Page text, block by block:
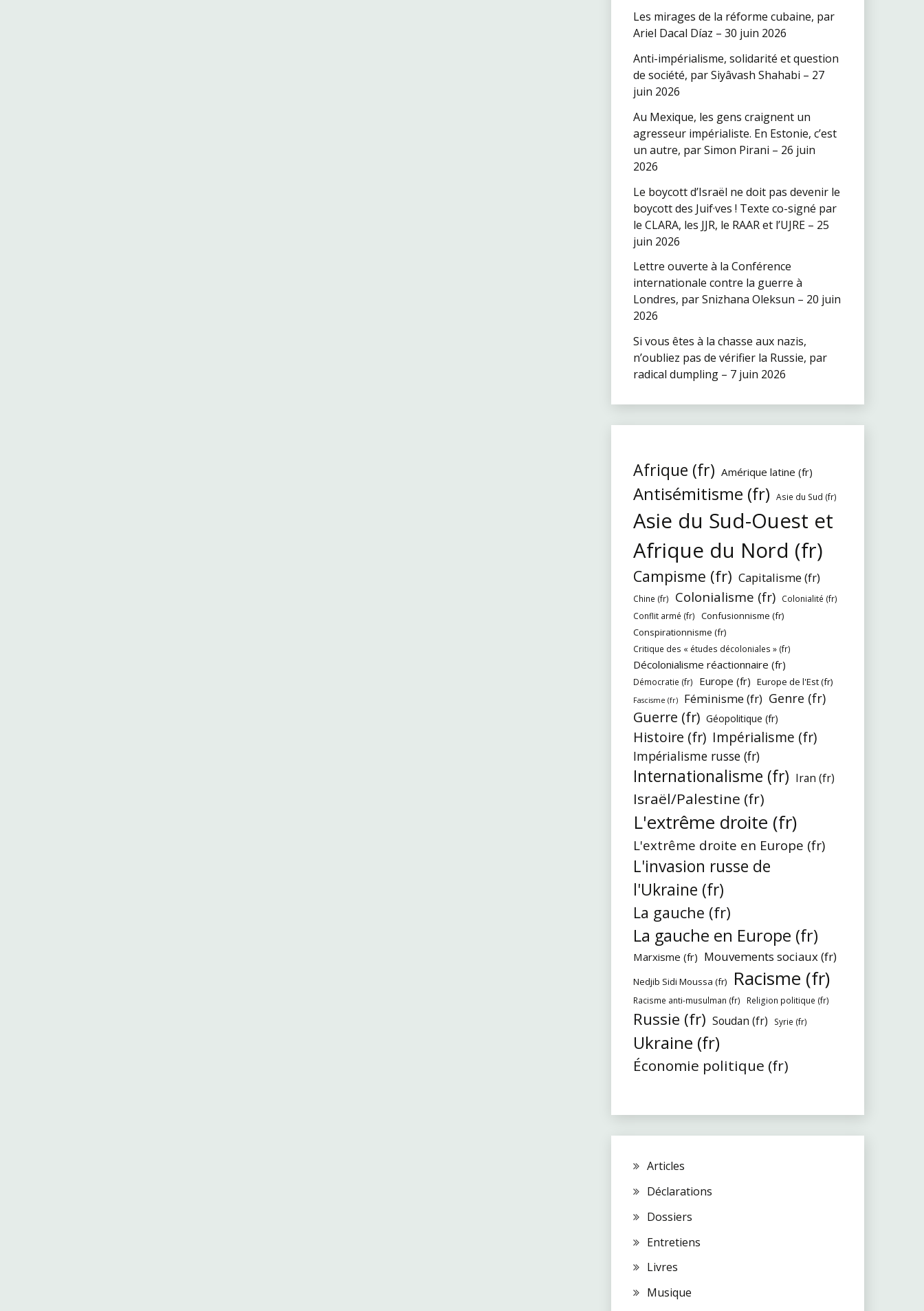
Les mirages de la réforme cubaine, par
Ariel Dacal Díaz – 30 juin 2026
Anti-impérialisme, solidarité et question
de société, par Siyâvash Shahabi – 27
juin 2026
Au Mexique, les gens craignent un
agresseur impérialiste. En Estonie, c’est
un autre, par Simon Pirani – 26 juin
2026
Le boycott d’Israël ne doit pas devenir le
boycott des Juif·ves ! Texte co-signé par
le CLARA, les JJR, le RAAR et l’UJRE – 25
juin 2026
Lettre ouverte à la Conférence
internationale contre la guerre à
Londres, par Snizhana Oleksun – 20 juin
2026
Si vous êtes à la chasse aux nazis,
n’oubliez pas de vérifier la Russie, par
radical dumpling – 7 juin 2026
Afrique (fr) Amérique latine (fr)
Antisémitisme (fr) Asie du Sud (fr)
Asie du Sud-Ouest et
Afrique du Nord (fr)
Campisme (fr) Capitalisme (fr)
Chine (fr) Colonialisme (fr)
Colonialité (fr)
Conflit armé (fr)
Confusionnisme (fr)
Conspirationnisme (fr)
Critique des « études décoloniales » (fr)
Décolonialisme réactionnaire (fr)
Démocratie (fr) Europe (fr) Europe de l'Est (fr)
Fascisme (fr) Féminisme (fr) Genre (fr)
Guerre (fr) Géopolitique (fr)
Histoire (fr) Impérialisme (fr)
Impérialisme russe (fr)
Internationalisme (fr) Iran (fr)
Israël/Palestine (fr)
L'extrême droite (fr)
L'extrême droite en Europe (fr)
L'invasion russe de
l'Ukraine (fr)
La gauche (fr)
La gauche en Europe (fr)
Marxisme (fr) Mouvements sociaux (fr)
Nedjib Sidi Moussa (fr) Racisme (fr)
Racisme anti-musulman (fr) Religion politique (fr)
Russie (fr) Soudan (fr) Syrie (fr)
Ukraine (fr)
Économie politique (fr)
Articles
Déclarations
Dossiers
Entretiens
Livres
Musique